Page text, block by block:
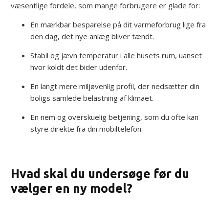
væsentlige fordele, som mange forbrugere er glade for:
En mærkbar besparelse på dit varmeforbrug lige fra
den dag, det nye anlæg bliver tændt.
Stabil og jævn temperatur i alle husets rum, uanset
hvor koldt det bider udenfor.
En langt mere miljøvenlig profil, der nedsætter din
boligs samlede belastning af klimaet.
En nem og overskuelig betjening, som du ofte kan
styre direkte fra din mobiltelefon.
Hvad skal du undersøge før du
vælger en ny model?